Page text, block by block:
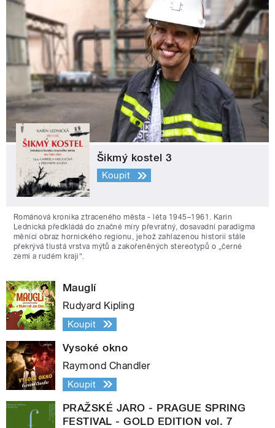
Šikmý kostel 3
Koupit
Románová kronika ztraceného města - léta 1945–1961. Karin
Lednická předkládá do značné míry převratný, dosavadní paradigma
měnící obraz hornického regionu, jehož zahlazenou historii stále
překrývá tlustá vrstva mýtů a zakořeněných stereotypů o „černé
zemi a rudém kraji“.
Mauglí
Rudyard Kipling
Koupit
Vysoké okno
Raymond Chandler
Koupit
PRAŽSKÉ JARO - PRAGUE SPRING
FESTIVAL - GOLD EDITION vol. 7